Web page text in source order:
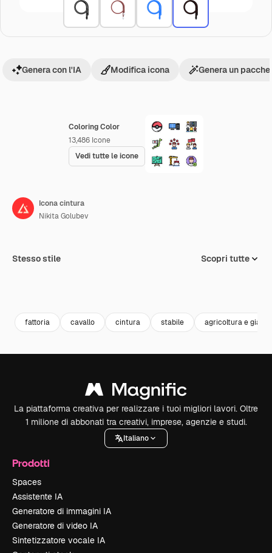
Coloring Color
13,486 Icone
Vedi tutte le icone
Genera con l'IA Modifica icona Genera un
Icona cintura
Nikita Golubev
Stesso stile Scopri tutte
fattoria cavallo cintura stabile agricoltura e
La piattaforma creativa per realizzare i tuoi migliori lavori. Oltre
1 milione di abbonati tra creativi, imprese, agenzie e studi.
Italiano
Prodotti
Spaces
Assistente IA
Generatore di immagini IA
Generatore di video IA
Sintetizzatore vocale IA